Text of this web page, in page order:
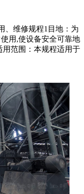
、维修规程1目地：为
用,使设备安全可靠地
范围：本规程适用于